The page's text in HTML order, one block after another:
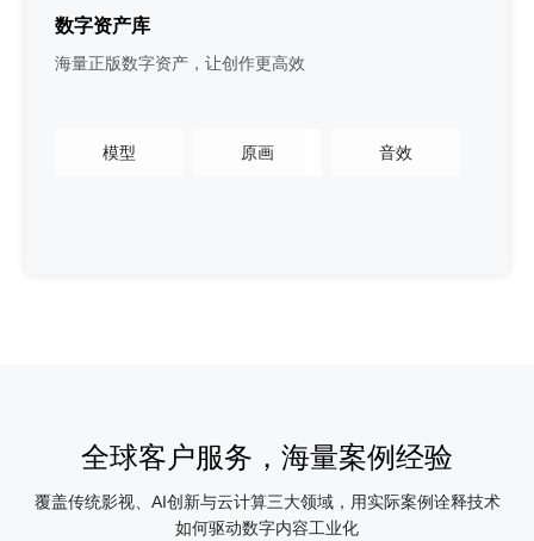
数字资产库
海量正版数字资产，让创作更高效
模型 原画 音效
全球客户服务，海量案例经验
覆盖传统影视、AI创新与云计算三大领域，用实际案例诠释技术
如何驱动数字内容工业化